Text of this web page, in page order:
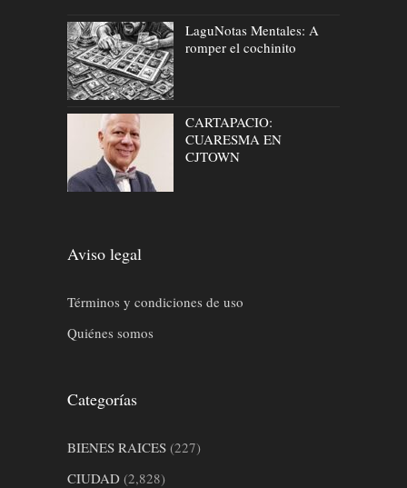
LaguNotas Mentales: A
romper el cochinito
CARTAPACIO:
CUARESMA EN
CJTOWN
Aviso legal
Términos y condiciones de uso
Quiénes somos
Categorías
BIENES RAICES (227)
CIUDAD (2,828)